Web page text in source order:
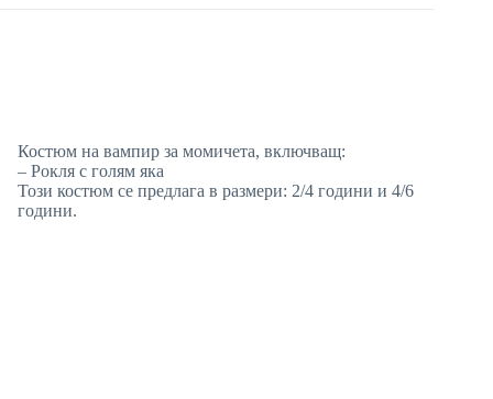
Костюм на вампир за момичета, включващ:
– Рокля с голям яка
Този костюм се предлага в размери: 2/4 години и 4/6
години.